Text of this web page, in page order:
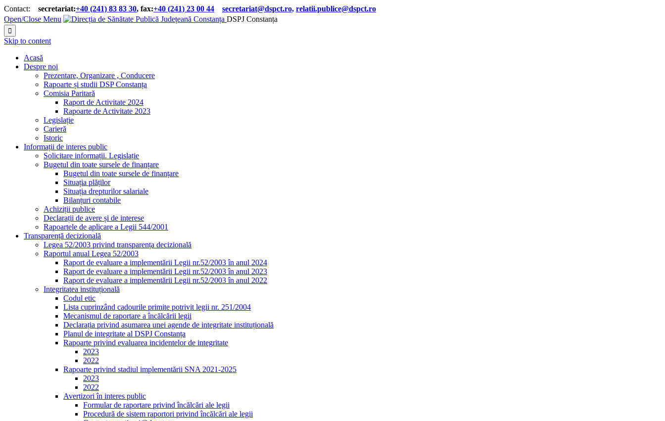
Contact: secretariat:+40 (241) 83 83 30, fax:+40 (241) 23 00 44 secretariat@dspct.ro, relatii.publice@dspct.ro
Open/Close Menu
DSPJ Constanța

Skip to content
Acasă
Despre noi
Prezentare, Organizare , Conducere
Rapoarte și studii DSP Constanța
Comisia Paritară
Raport de Activitate 2024
Rapoarte de Activitate 2023
Legislație
Carieră
Istoric
Informații de interes public
Solicitare informații. Legislație
Bugetul din toate sursele de finanțare
Bugetul din toate sursele de finanțare
Situația plăților
Situația drepturilor salariale
Bilanțuri contabile
Achiziții publice
Declarații de avere și de interese
Rapoartele de aplicare a Legii 544/2001
Transparență decizională
Legea 52/2003 privind transparența decizională
Raportul anual Legea 52/2003
Raport de evaluare a implementării Legii nr.52/2003 în anul 2024
Raport de evaluare a implementării Legii nr.52/2003 în anul 2023
Raport de evaluare a implementării Legii nr.52/2003 în anul 2022
Integritatea instituțională
Codul etic
Lista cuprinzând cadourile primite potrivit legii nr. 251/2004
Mecanismul de raportare a încălcării legii
Declarația privind asumarea unei agende de integritate instituțională
Planul de integritate al DSPJ Constanța
Rapoarte privind evaluarea incidentelor de integritate
2023
2022
Rapoarte privind stadiul implementării SNA 2021-2025
2023
2022
Avertizori în interes public
Formular de raportare privind încălcări ale legii
Procedură de sistem raportori privind încălcări ale legii